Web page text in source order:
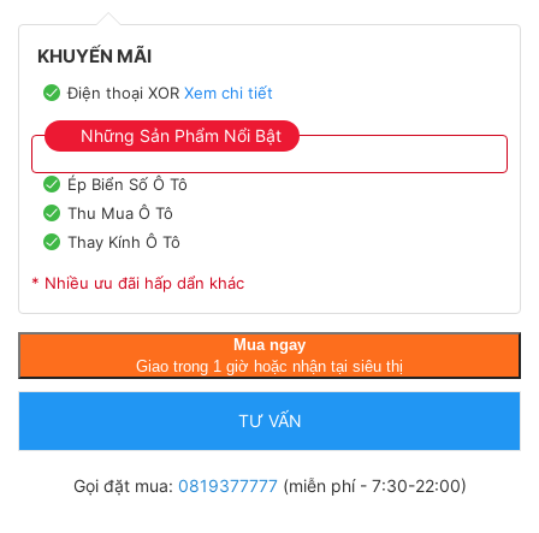
KHUYẾN MÃI
Điện thoại XOR Xem chi tiết
Những Sản Phẩm Nổi Bật
Ép Biển Số Ô Tô
Thu Mua Ô Tô
Thay Kính Ô Tô
* Nhiều ưu đãi hấp dẩn khác
Mua ngay
Giao trong 1 giờ hoặc nhận tại siêu thị
TƯ VẤN
Gọi đặt mua: 0819377777(miễn phí - 7:30-22:00)